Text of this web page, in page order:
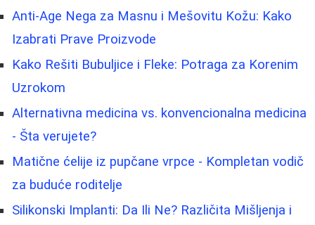
Anti-Age Nega za Masnu i Mešovitu Kožu: Kako
Izabrati Prave Proizvode
Kako Rešiti Bubuljice i Fleke: Potraga za Korenim
Uzrokom
Alternativna medicina vs. konvencionalna medicina
- Šta verujete?
Matične ćelije iz pupčane vrpce - Kompletan vodič
za buduće roditelje
Silikonski Implanti: Da Ili Ne? Različita Mišljenja i